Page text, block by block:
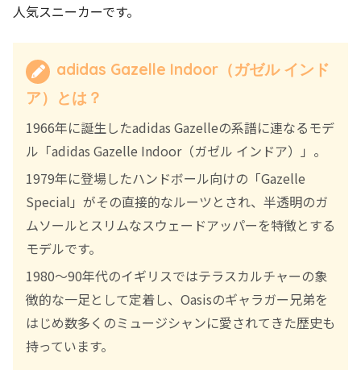
人気スニーカーです。
adidas Gazelle Indoor（ガゼル インド
ア）とは？
1966年に誕生したadidas Gazelleの系譜に連なるモデ
ル「adidas Gazelle Indoor（ガゼル インドア）」。
1979年に登場したハンドボール向けの「Gazelle
Special」がその直接的なルーツとされ、半透明のガ
ムソールとスリムなスウェードアッパーを特徴とする
モデルです。
1980〜90年代のイギリスではテラスカルチャーの象
徴的な一足として定着し、Oasisのギャラガー兄弟を
はじめ数多くのミュージシャンに愛されてきた歴史も
持っています。